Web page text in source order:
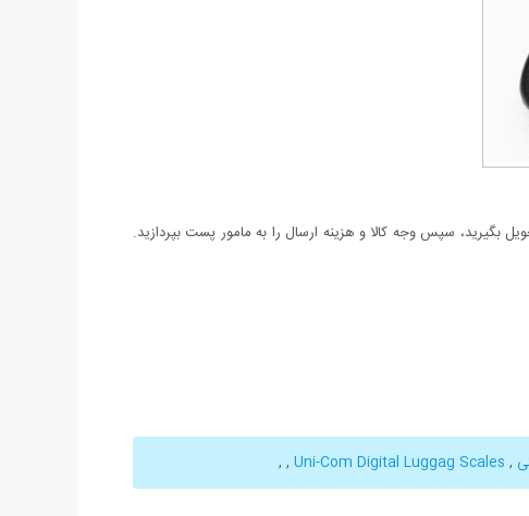
سپس وجه کالا و هزینه ارسال را به مامور پست بپردازید.
,
Uni-Com Digital Luggag Scales
,
,